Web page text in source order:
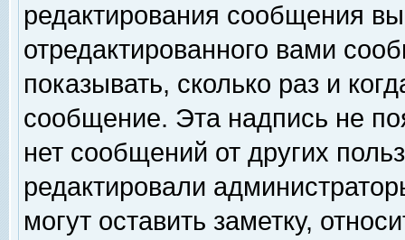
редактирования сообщения
отредактированного вами
показывать, сколько раз и
сообщение. Эта надпись не
нет сообщений от других
редактировали
могут оставить заметку,